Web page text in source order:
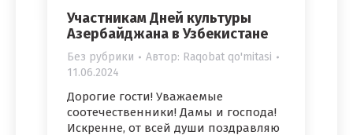
Участникам Дней культуры
Азербайджана в Узбекистане
Без рубрики Автор: Raqobat qo'mitasi
11.06.2024
Дорогие гости! Уважаемые
соотечественники! Дамы и господа!
Искренне, от всей души поздравляю